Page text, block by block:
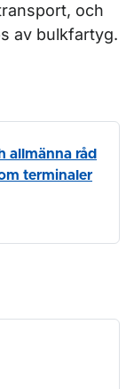
och
av bulkfartyg.
allmänna råd
terminaler